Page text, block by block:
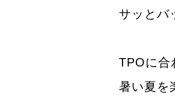
サッとバ
TPOに合
暑い夏を